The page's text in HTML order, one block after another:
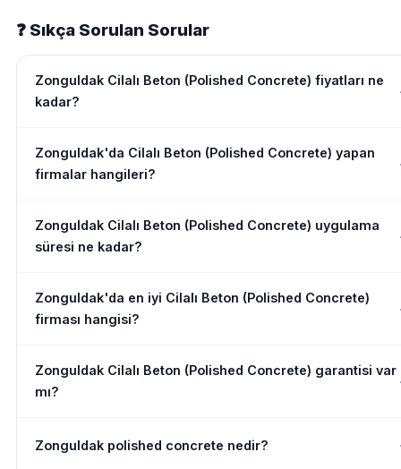
❓ Sıkça Sorulan Sorular
Zonguldak Cilalı Beton (Polished Concrete) fiyatları ne
kadar?
Zonguldak'da Cilalı Beton (Polished Concrete) yapan
firmalar hangileri?
Zonguldak Cilalı Beton (Polished Concrete) uygulama
süresi ne kadar?
Zonguldak'da en iyi Cilalı Beton (Polished Concrete)
firması hangisi?
Zonguldak Cilalı Beton (Polished Concrete) garantisi var
mı?
Zonguldak polished concrete nedir?